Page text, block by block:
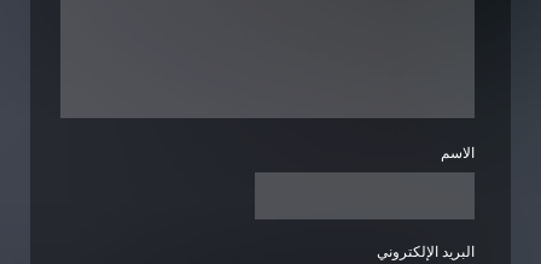
الاسم
البريد الإلكتروني